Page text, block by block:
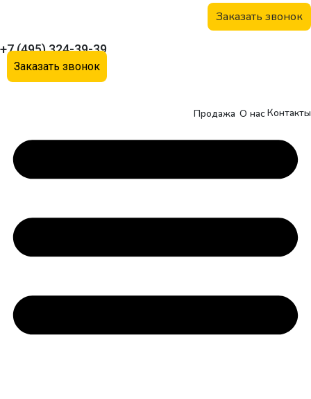
Заказать звонок
+7 (495) 324-39-39
Заказать звонок
Продажа О насКонтакты